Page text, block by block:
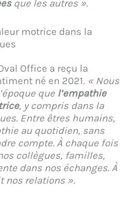
que les autres ».
motrice dans la
Office a reçu la
né en 2021. « Nous
que l’empathie
, y compris dans la
Entre êtres humains,
au quotidien, sans
compte. À chaque fois
collègues, familles,
dans nos échanges. À
nos relations ».